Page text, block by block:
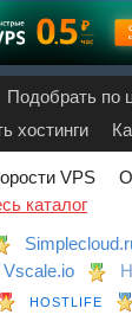
Подобрать по
хостинги
VPS
каталог
Vscale.io
HOSTLIFE